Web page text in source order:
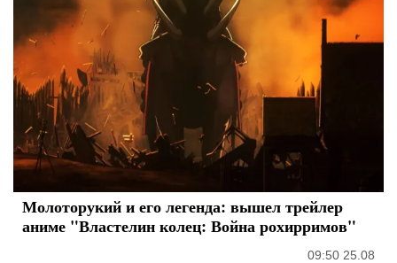
Молоторукий и его легенда: вышел трейлер
аниме "Властелин колец: Война рохирримов"
09:50 25.08